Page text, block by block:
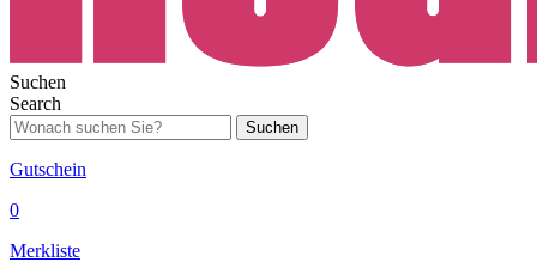
Suchen
Search
Suchen
Gutschein
0
Merkliste